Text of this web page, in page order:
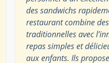
des sandwichs
restaurant combine
traditionnelles avec
repas simples et
aux enfants. Ils